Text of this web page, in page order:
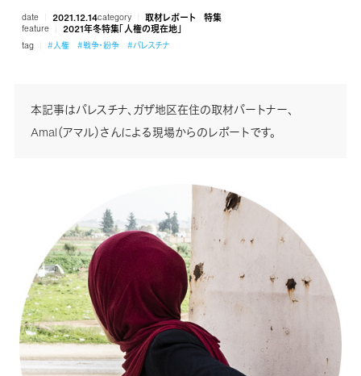
date 2021.12.14category 取材レポート 特集
feature 2021年冬特集「人権の現在地」
tag #人権 #戦争・紛争 #パレスチナ
本記事はパレスチナ、ガザ地区在住の取材パートナー、
Amal（アマル）さんによる現場からのレポートです。